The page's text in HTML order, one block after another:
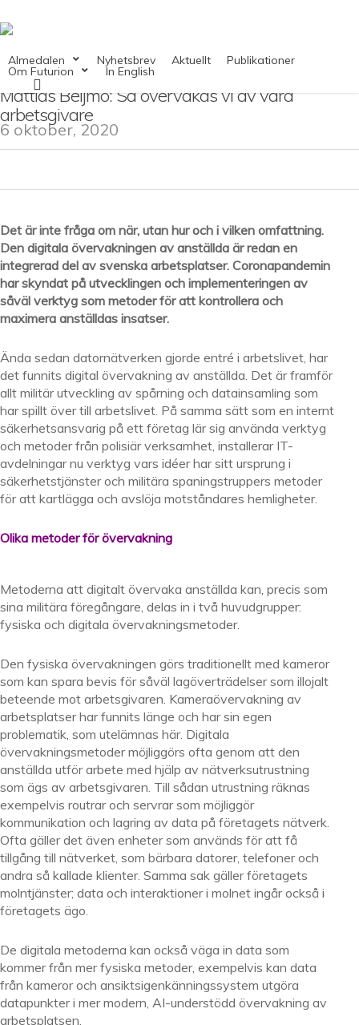
to
content
Almedalen Nyhetsbrev Aktuellt Publikationer
Om Futurion In English
Mattias Beijmo: Så övervakas vi av våra
arbetsgivare
6 oktober, 2020
Det är inte fråga om när, utan hur och i vilken omfattning.
Den digitala övervakningen av anställda är redan en
integrerad del av svenska arbetsplatser. Coronapandemin
har skyndat på utvecklingen och implementeringen av
såväl verktyg som metoder för att kontrollera och
maximera anställdas insatser.
Ända sedan datornätverken gjorde entré i arbetslivet, har
det funnits digital övervakning av anställda. Det är framför
allt militär utveckling av spårning och datainsamling som
har spillt över till arbetslivet. På samma sätt som en internt
säkerhetsansvarig på ett företag lär sig använda verktyg
och metoder från polisiär verksamhet, installerar IT-
avdelningar nu verktyg vars idéer har sitt ursprung i
säkerhetstjänster och militära spaningstruppers metoder
för att kartlägga och avslöja motståndares hemligheter.
Olika metoder för övervakning
Metoderna att digitalt övervaka anställda kan, precis som
sina militära föregångare, delas in i två huvudgrupper:
fysiska och digitala övervakningsmetoder.
Den fysiska övervakningen görs traditionellt med kameror
som kan spara bevis för såväl lagöverträdelser som illojalt
beteende mot arbetsgivaren. Kameraövervakning av
arbetsplatser har funnits länge och har sin egen
problematik, som utelämnas här. Digitala
övervakningsmetoder möjliggörs ofta genom att den
anställda utför arbete med hjälp av nätverksutrustning
som ägs av arbetsgivaren. Till sådan utrustning räknas
exempelvis routrar och servrar som möjliggör
kommunikation och lagring av data på företagets nätverk.
Ofta gäller det även enheter som används för att få
tillgång till nätverket, som bärbara datorer, telefoner och
andra så kallade klienter. Samma sak gäller företagets
molntjänster; data och interaktioner i molnet ingår också i
företagets ägo.
De digitala metoderna kan också väga in data som
kommer från mer fysiska metoder, exempelvis kan data
från kameror och ansiktsigenkänningssystem utgöra
datapunkter i mer modern, AI-understödd övervakning av
arbetsplatsen.